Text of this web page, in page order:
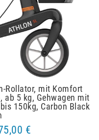
Rollator, mit Komfort
ab 5 kg, Gehwagen mit
150kg, Carbon Black
€